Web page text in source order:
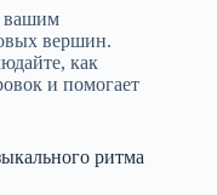
вашим
вершин.
как
и помогает
ритма